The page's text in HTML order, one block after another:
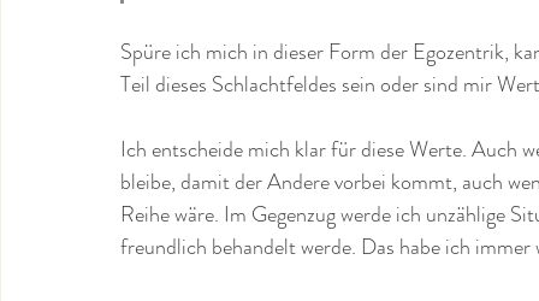
Spüre ich mich in dieser Form der Egozentrik,
Teil dieses Schlachtfeldes sein oder sind mir
Ich entscheide mich klar für diese Werte. Auch
bleibe, damit der Andere vorbei kommt, auch
Reihe wäre. Im Gegenzug werde ich unzählige
freundlich behandelt werde. Das habe ich immer